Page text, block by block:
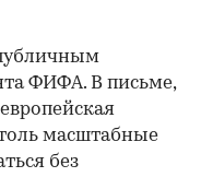
ФИФА. В письме,
масштабные
без